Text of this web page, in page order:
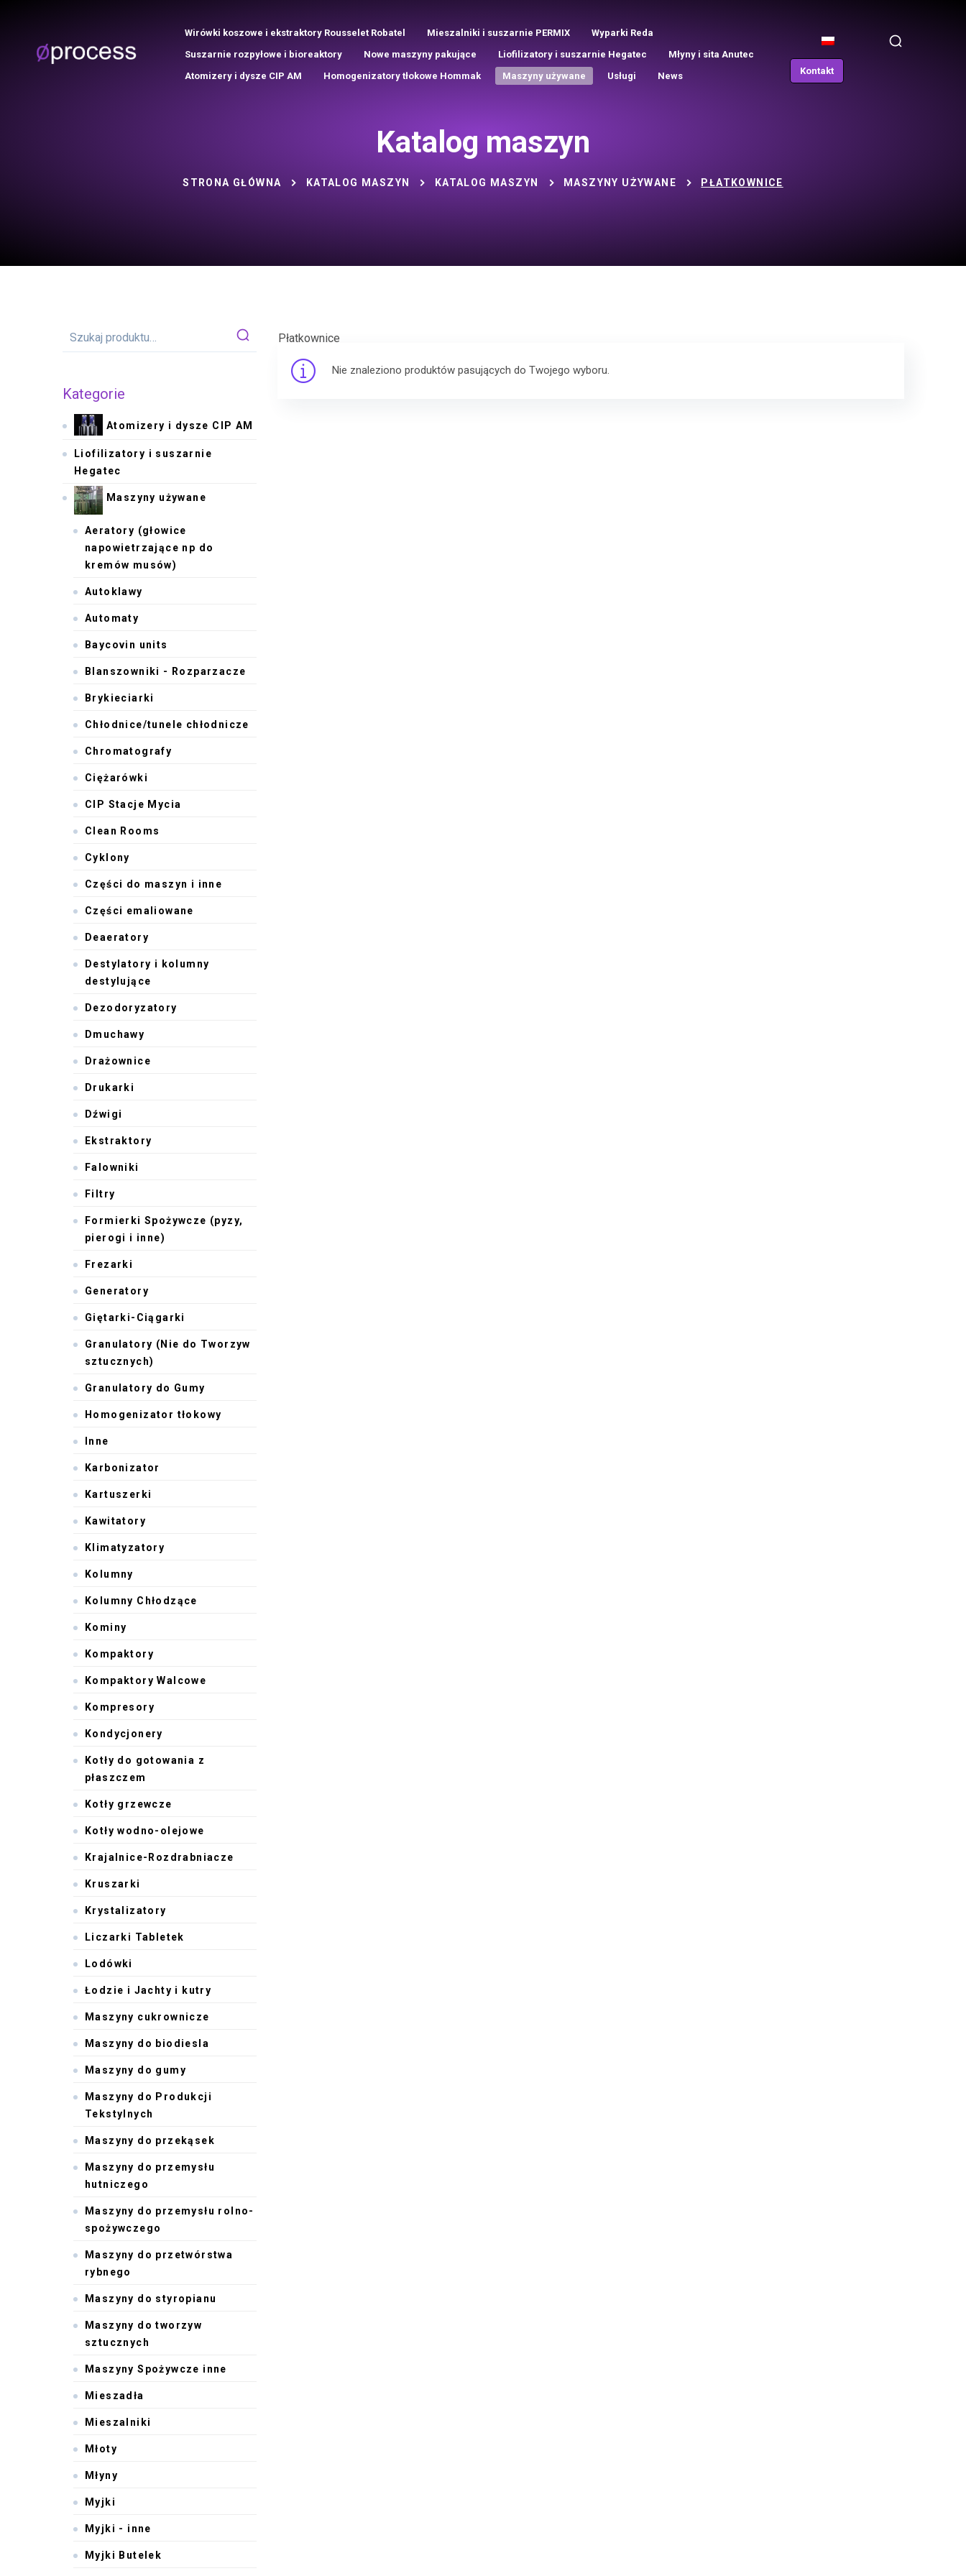
Wirówki koszowe i ekstraktory Rousselet Robatel Mieszalniki i suszarnie PERMIX
Wyparki Reda
Suszarnie rozpyłowe i bioreaktory
Nowe maszyny pakujące Liofilizatory i suszarnie Hegatec
Młyny i sita Anutec
Atomizery i dysze CIP AM
Homogenizatory tłokowe Hommak Maszyny używane Usługi News Kontakt
Katalog maszyn
STRONA GŁÓWNA KATALOG MASZYN KATALOG MASZYN MASZYNY UŻYWANE PŁATKOWNICE
Płatkownice
Nie znaleziono produktów pasujących do Twojego wyboru.
Kategorie
Atomizery i dysze CIP AM
Liofilizatory i suszarnie
Hegatec
Maszyny używane
Aeratory (głowice
napowietrzające np do
kremów musów)
Autoklawy
Automaty
Baycovin units
Blanszowniki - Rozparzacze
Brykieciarki
Chłodnice/tunele chłodnicze
Chromatografy
Ciężarówki
CIP Stacje Mycia
Clean Rooms
Cyklony
Części do maszyn i inne
Części emaliowane
Deaeratory
Destylatory i kolumny
destylujące
Dezodoryzatory
Dmuchawy
Drażownice
Drukarki
Dźwigi
Ekstraktory
Falowniki
Filtry
Formierki Spożywcze (pyzy,
pierogi i inne)
Frezarki
Generatory
Giętarki-Ciągarki
Granulatory (Nie do Tworzyw
sztucznych)
Granulatory do Gumy
Homogenizator tłokowy
Inne
Karbonizator
Kartuszerki
Kawitatory
Klimatyzatory
Kolumny
Kolumny Chłodzące
Kominy
Kompaktory
Kompaktory Walcowe
Kompresory
Kondycjonery
Kotły do gotowania z
płaszczem
Kotły grzewcze
Kotły wodno-olejowe
Krajalnice-Rozdrabniacze
Kruszarki
Krystalizatory
Liczarki Tabletek
Lodówki
Łodzie i Jachty i kutry
Maszyny cukrownicze
Maszyny do biodiesla
Maszyny do gumy
Maszyny do Produkcji
Tekstylnych
Maszyny do przekąsek
Maszyny do przemysłu
hutniczego
Maszyny do przemysłu rolno-
spożywczego
Maszyny do przetwórstwa
rybnego
Maszyny do styropianu
Maszyny do tworzyw
sztucznych
Maszyny Spożywcze inne
Mieszadła
Mieszalniki
Młoty
Młyny
Myjki
Myjki - inne
Myjki Butelek